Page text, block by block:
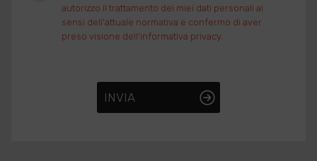
autorizzo il trattamento dei miei dati personali ai
sensi dell'attuale normativa e confermo di aver
preso visione dell'informativa privacy.
INVIA